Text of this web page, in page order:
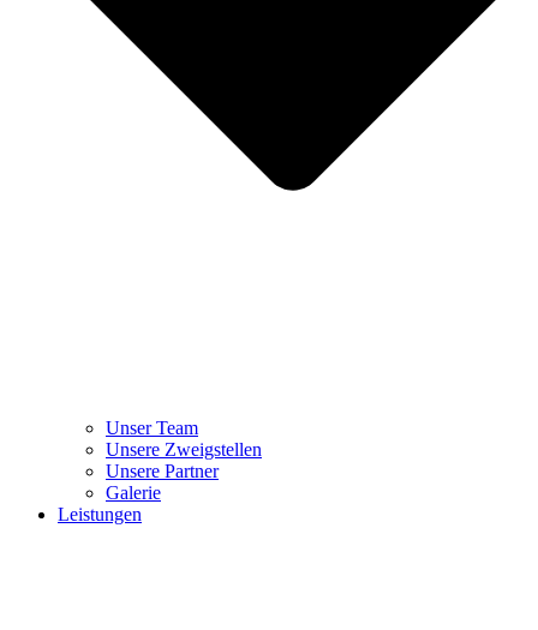
Unser Team
Unsere Zweigstellen
Unsere Partner
Galerie
Leistungen